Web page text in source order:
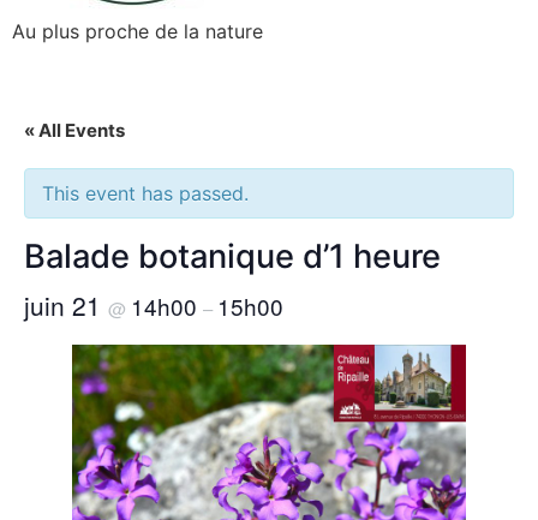
Au plus proche de la nature
« All Events
This event has passed.
Balade botanique d’1 heure
juin 21 @ 14h00 – 15h00